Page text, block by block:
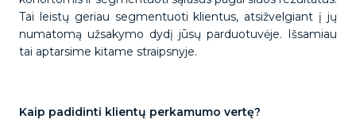
Tai leistų geriau segmentuoti klientus, atsižvelgiant į jų
numatomą užsakymo dydį jūsų parduotuvėje. Išsamiau
tai aptarsime kitame straipsnyje.
Kaip padidinti klientų perkamumo vertę?